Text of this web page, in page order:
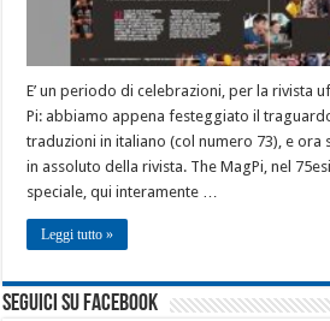
E’ un periodo di celebrazioni, per la rivista
Pi: abbiamo appena festeggiato il
traduzioni in italiano (col numero 73), e ora
in assoluto della rivista. The MagPi, nel
speciale, qui interamente …
Leggi tutto »
seguici su facebook